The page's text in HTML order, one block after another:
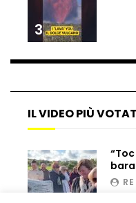
Russia
Bombe
Auto si
viadotto
3
IL VIDEO PIÙ